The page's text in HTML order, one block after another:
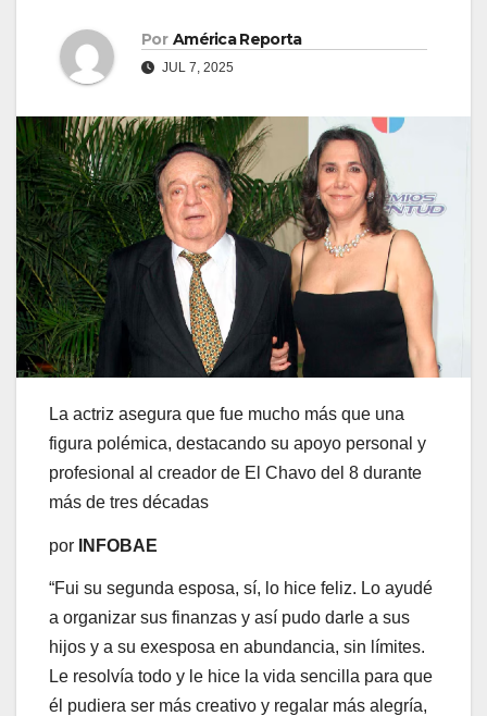
Por América Reporta
JUL 7, 2025
La actriz asegura que fue mucho más que una
figura polémica, destacando su apoyo personal y
profesional al creador de El Chavo del 8 durante
más de tres décadas
por INFOBAE
“Fui su segunda esposa, sí, lo hice feliz. Lo ayudé
a organizar sus finanzas y así pudo darle a sus
hijos y a su exesposa en abundancia, sin límites.
Le resolvía todo y le hice la vida sencilla para que
él pudiera ser más creativo y regalar más alegría,